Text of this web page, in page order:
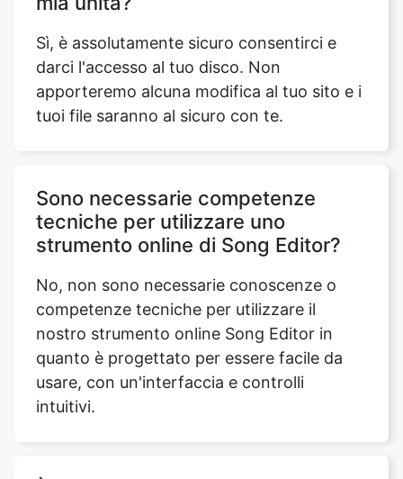
apporteremo alcuna modifica al tuo sito e i
tuoi file saranno al sicuro con te.
Sono necessarie competenze
No, non sono necessarie conoscenze o
competenze tecniche per utilizzare il
nostro strumento online Song Editor in
quanto è progettato per essere facile da
usare, con un'interfaccia e controlli
intuitivi.
È sicuro caricare i miei file audio su